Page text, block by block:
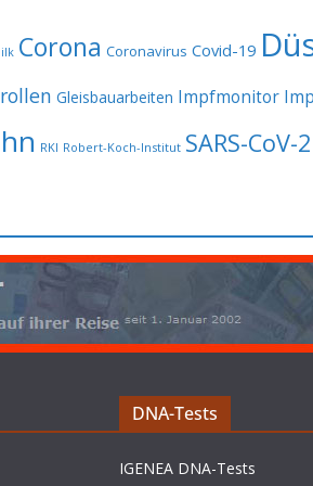
Corona Coronavirus Covid-19
Gleisbauarbeiten Impfmonitor
RKI Robert-Koch-Institut SARS-CoV-2
DNA-Tests
IGENEA DNA-Tests